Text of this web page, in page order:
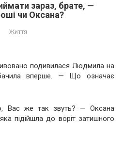
зараз, брате, —
чи Оксана?
Життя
подивилася Людмила на
вперше. — Що означає
Вас же так звуть? — Оксана
підійшла до воріт затишного